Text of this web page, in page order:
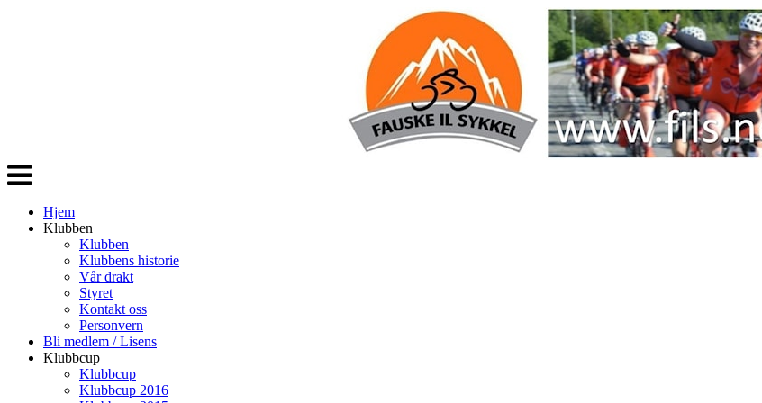
Veksle
navigasjon
Hjem
Klubben
Klubben
Klubbens historie
Vår drakt
Styret
Kontakt oss
Personvern
Bli medlem / Lisens
Klubbcup
Klubbcup
Klubbcup 2016